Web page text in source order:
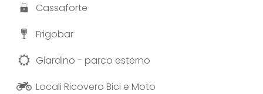
Cassaforte
Frigobar
Giardino - parco esterno
Locali Ricovero Bici e Moto